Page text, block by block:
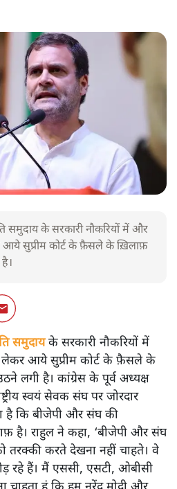
समुदाय के सरकारी नौकरियों में और
सुप्रीम कोर्ट के फ़ैसले के ख़िलाफ़
समुदायके सरकारी नौकरियों में
आये सुप्रीम कोर्ट के फ़ैसले के
लगी है। कांग्रेस के पूर्व अध्यक्ष
स्वयं सेवक संघ पर जोरदार
है कि बीजेपी और संघ की
है। राहुल ने कहा, ‘बीजेपी और संघ
करते देखना नहीं चाहते। वे
रहे हैं। मैं एससी, एसटी, ओबीसी